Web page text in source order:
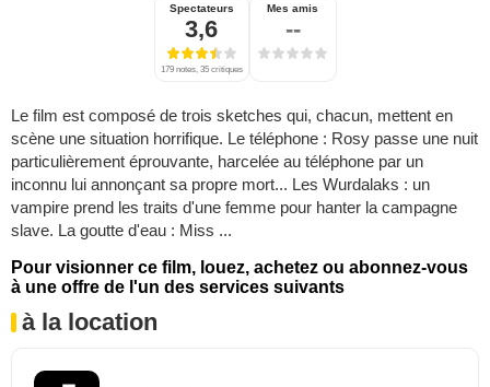
Spectateurs
3,6
179 notes, 35 critiques
Mes amis
--
Le film est composé de trois sketches qui, chacun, mettent en
scène une situation horrifique. Le téléphone : Rosy passe une nuit
particulièrement éprouvante, harcelée au téléphone par un
inconnu lui annonçant sa propre mort... Les Wurdalaks : un
vampire prend les traits d'une femme pour hanter la campagne
slave. La goutte d'eau : Miss ...
Pour visionner ce film, louez, achetez ou abonnez-vous
à une offre de l'un des services suivants
à la location